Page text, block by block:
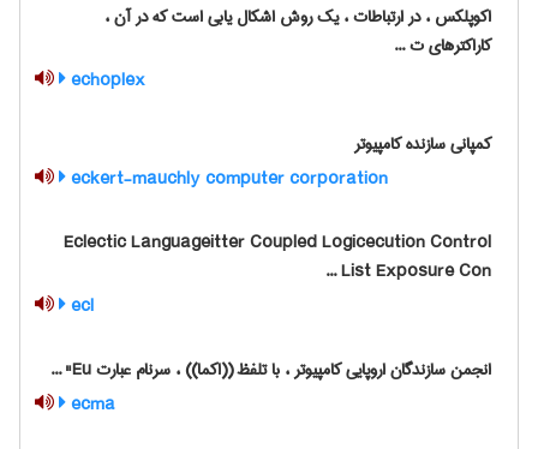
اکوپلکس ، در ارتباطات ، یک روش اشکال یابی است که در آن ،
کاراکترهای ت ...
echoplex
کمپانی سازنده کامپیوتر
eckert-mauchly computer corporation
Eclectic Languageitter Coupled Logicecution Control
List Exposure Con ...
ecl
انجمن سازندگان اروپایی کامپیوتر ، با تلفظ ((اکما)) ، سرنام عبارت ‎"Eu ...
ecma